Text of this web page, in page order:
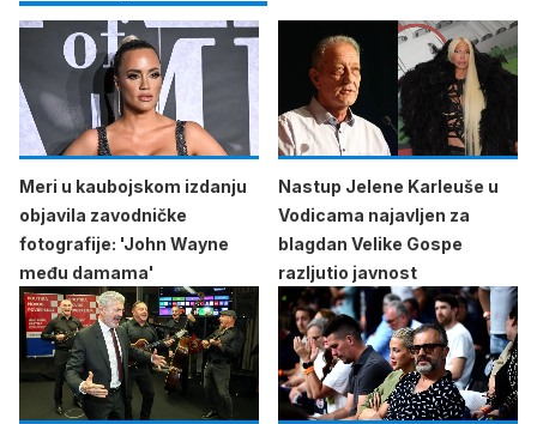
Meri u kaubojskom izdanju
objavila zavodničke
fotografije: 'John Wayne
među damama'
Nastup Jelene Karleuše u
Vodicama najavljen za
blagdan Velike Gospe
razljutio javnost